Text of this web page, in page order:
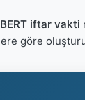
iftar vakti
göre